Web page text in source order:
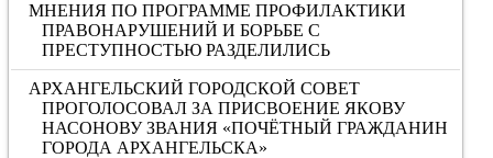
МНЕНИЯ ПО ПРОГРАММЕ ПРОФИЛАКТИКИ
ПРАВОНАРУШЕНИЙ И БОРЬБЕ С
ПРЕСТУПНОСТЬЮ РАЗДЕЛИЛИСЬ
АРХАНГЕЛЬСКИЙ ГОРОДСКОЙ СОВЕТ
ПРОГОЛОСОВАЛ ЗА ПРИСВОЕНИЕ ЯКОВУ
НАСОНОВУ ЗВАНИЯ «ПОЧЁТНЫЙ ГРАЖДАНИН
ГОРОДА АРХАНГЕЛЬСКА»